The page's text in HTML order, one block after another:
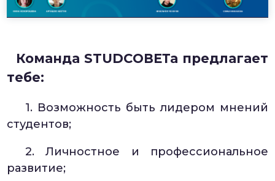
Команда STUDCОВЕТа предлагает
тебе:
1. Возможность быть лидером мнений
студентов;
2. Личностное и профессиональное
развитие;